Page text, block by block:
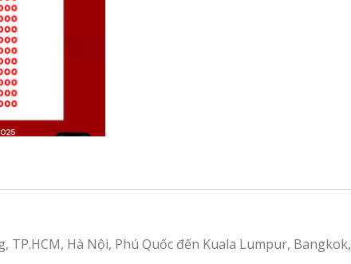
Hà Nội, Phú Quốc đến Kuala Lumpur, Bangkok,